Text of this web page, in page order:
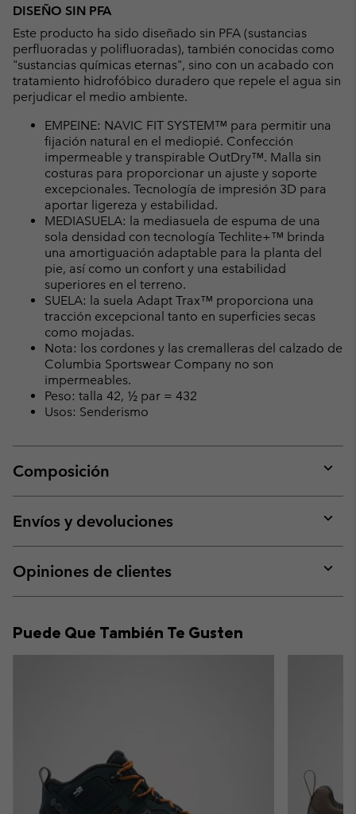
DISEÑO SIN PFA
Este producto ha sido diseñado sin PFA (sustancias
perfluoradas y polifluoradas), también conocidas como
"sustancias químicas eternas", sino con un acabado con
tratamiento hidrofóbico duradero que repele el agua sin
perjudicar el medio ambiente.
EMPEINE: NAVIC FIT SYSTEM™ para permitir una
fijación natural en el mediopié. Confección
impermeable y transpirable OutDry™. Malla sin
costuras para proporcionar un ajuste y soporte
excepcionales. Tecnología de impresión 3D para
aportar ligereza y estabilidad.
MEDIASUELA: la mediasuela de espuma de una
sola densidad con tecnología Techlite+™ brinda
una amortiguación adaptable para la planta del
pie, así como un confort y una estabilidad
superiores en el terreno.
SUELA: la suela Adapt Trax™ proporciona una
tracción excepcional tanto en superficies secas
como mojadas.
Nota: los cordones y las cremalleras del calzado de
Columbia Sportswear Company no son
impermeables.
Peso: talla 42, ½ par = 432
Usos: Senderismo
Composición
or
Envíos y devoluciones
or
Opiniones de clientes
or
Puede Que También Te Gusten